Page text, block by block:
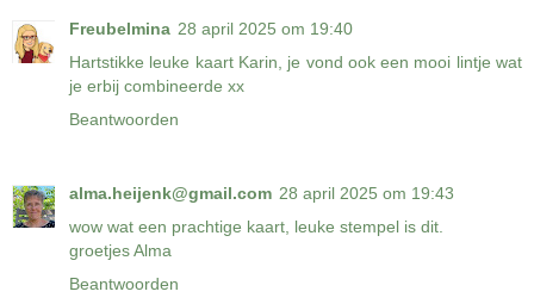
Freubelmina 28 april 2025 om 19:40
Hartstikke leuke kaart Karin, je vond ook een mooi lintje wat
je erbij combineerde xx
Beantwoorden
alma.heijenk@gmail.com 28 april 2025 om 19:43
wow wat een prachtige kaart, leuke stempel is dit.
groetjes Alma
Beantwoorden